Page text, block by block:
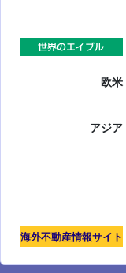
世界のエイブ
欧米
アジア
海外不動産情報サイト